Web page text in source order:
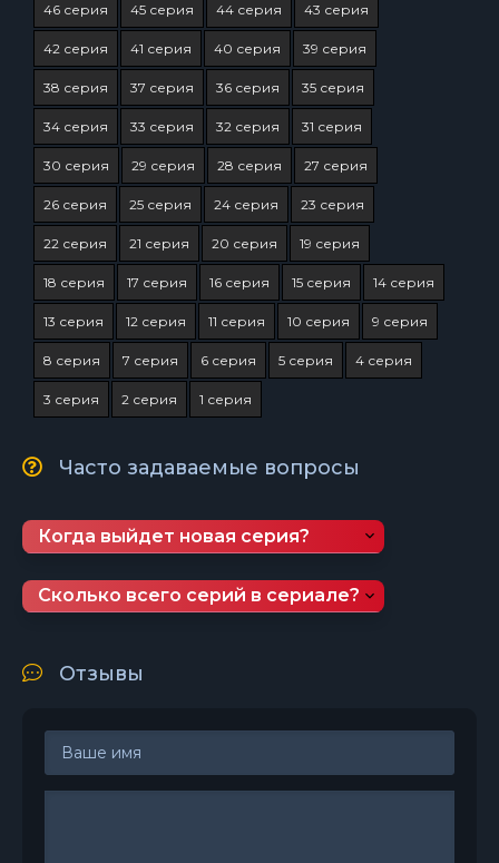
46 серия 45 серия 44 серия 43 серия
42 серия 41 серия 40 серия 39 серия
38 серия 37 серия 36 серия 35 серия
34 серия 33 серия 32 серия 31 серия
30 серия 29 серия 28 серия 27 серия
26 серия 25 серия 24 серия 23 серия
22 серия 21 серия 20 серия 19 серия
18 серия 17 серия 16 серия 15 серия 14 серия
13 серия 12 серия 11 серия 10 серия 9 серия
8 серия 7 серия 6 серия 5 серия 4 серия
3 серия 2 серия 1 серия
Часто задаваемые вопросы
Когда выйдет новая серия?
Сколько всего серий в сериале?
Отзывы